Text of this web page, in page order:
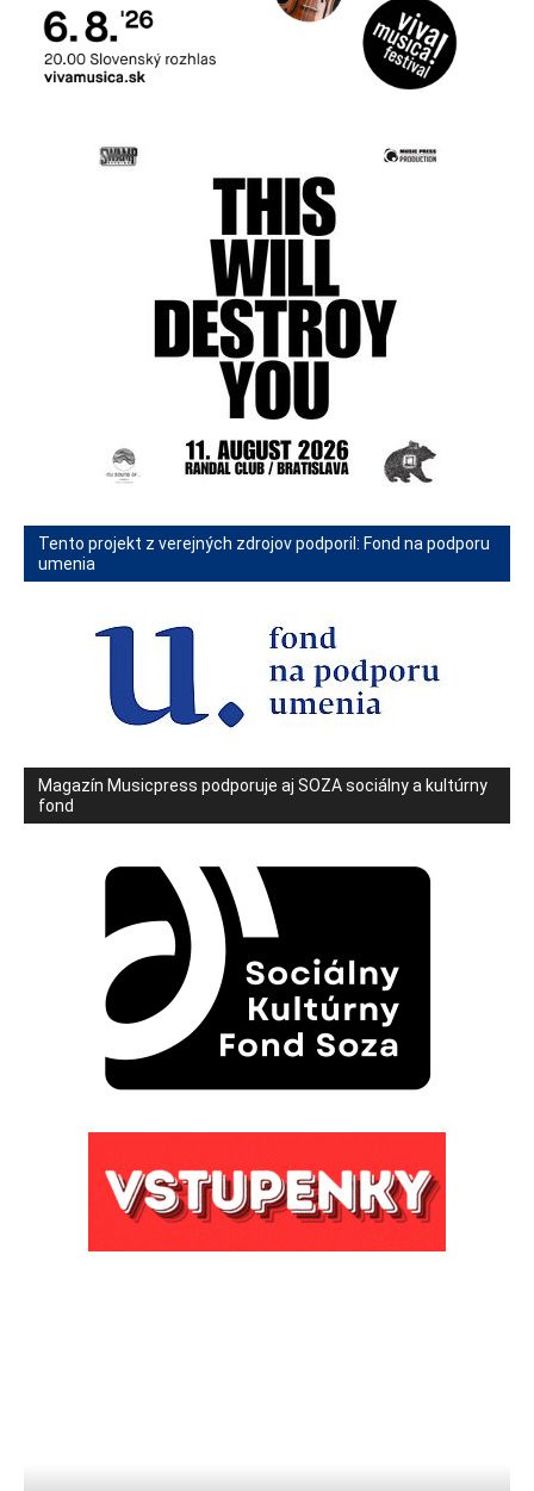
Tento projekt z verejných zdrojov podporil: Fond na podporu
umenia
Magazín Musicpress podporuje aj SOZA sociálny a kultúrny
fond